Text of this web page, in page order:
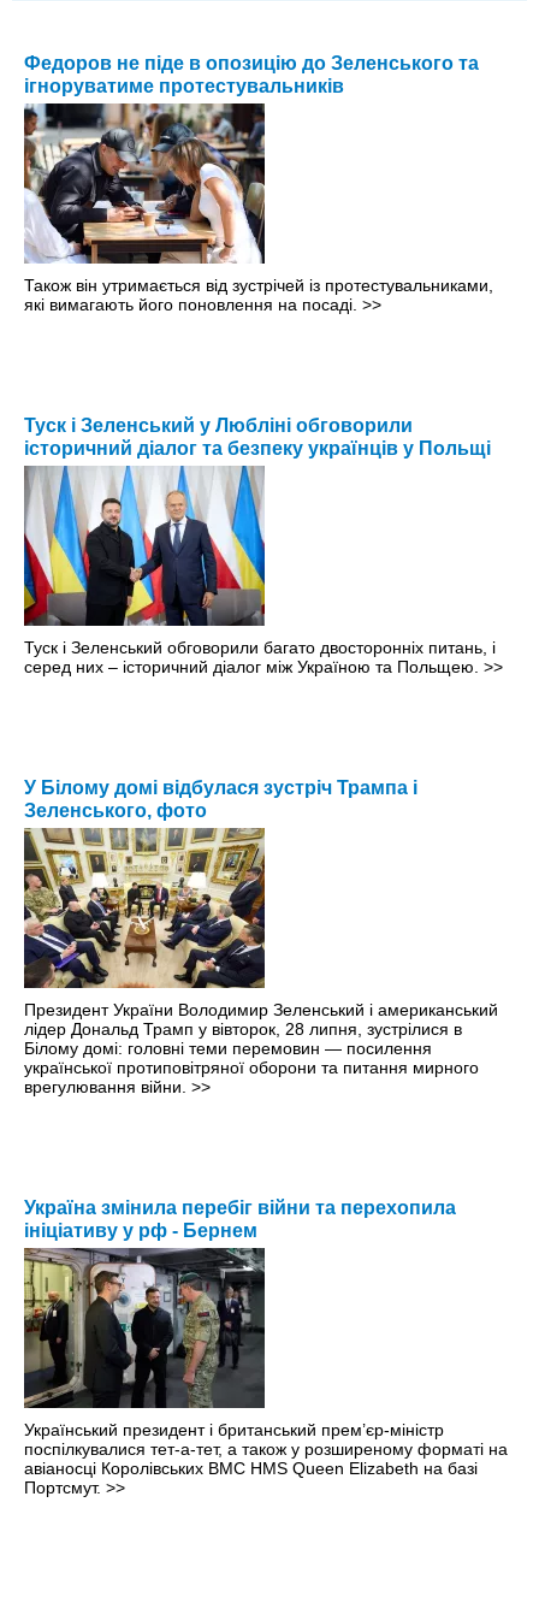
Федоров не піде в опозицію до Зеленського та
ігноруватиме протестувальників
Також він утримається від зустрічей із протестувальниками,
які вимагають його поновлення на посаді. >>
Туск і Зеленський у Любліні обговорили
історичний діалог та безпеку українців у Польщі
Туск і Зеленський обговорили багато двосторонніх питань, і
серед них – історичний діалог між Україною та Польщею. >>
У Білому домі відбулася зустріч Трампа і
Зеленського, фото
Президент України Володимир Зеленський і американський
лідер Дональд Трамп у вівторок, 28 липня, зустрілися в
Білому домі: головні теми перемовин — посилення
української протиповітряної оборони та питання мирного
врегулювання війни. >>
Україна змінила перебіг війни та перехопила
ініціативу у рф - Бернем
Український президент і британський прем’єр-міністр
поспілкувалися тет-а-тет, а також у розширеному форматі на
авіаносці Королівських ВМС HMS Queen Elizabeth на базі
Портсмут. >>